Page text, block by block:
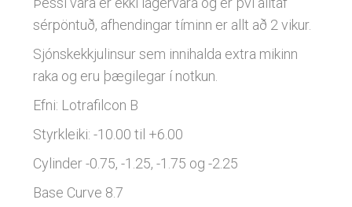
Sólgleraugu
Skjá- lesgleraugu
Linsubúðin
sérpöntuð, afhendingar tíminn er allt að 2 vikur.
Sjónskekkjulinsur sem innihalda extra mikinn
raka og eru þægilegar í notkun.
Efni: Lotrafilcon B
Styrkleiki: -10.00 til +6.00
Cylinder -0.75, -1.25, -1.75 og -2.25
Base Curve 8.7